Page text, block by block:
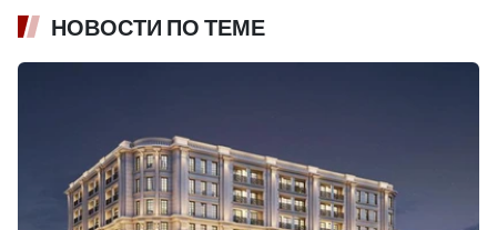
НОВОСТИ ПО ТЕМЕ